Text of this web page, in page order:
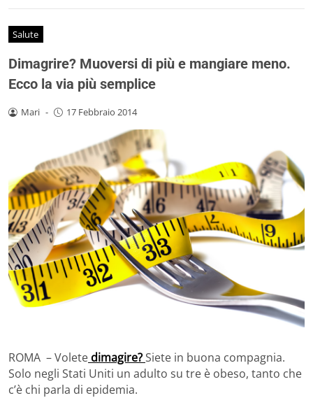
Salute
Dimagrire? Muoversi di più e mangiare meno.
Ecco la via più semplice
Mari - 17 Febbraio 2014
ROMA – Volete dimagire?Siete in buona compagnia.
Solo negli Stati Uniti un adulto su tre è obeso, tanto che
c’è chi parla di epidemia.